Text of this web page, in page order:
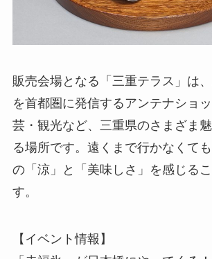
販売会場となる「三重テラス」は
を首都圏に発信するアンテナショ
芸・観光など、三重県のさまざま
る場所です。遠くまで行かなくて
の「涼」と「美味しさ」を感じる
す。
【イベント情報】